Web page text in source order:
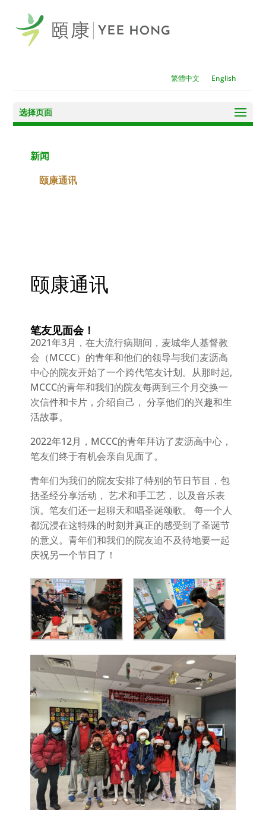
繁體中文 English
选择页面
新闻
颐康通讯
颐康通讯
笔友见面会！
2021年3月，在大流行病期间，麦城华人基督教
会（MCCC）的青年和他们的领导与我们麦沥高
中心的院友开始了一个跨代笔友计划。从那时起,
MCCC的青年和我们的院友每两到三个月交换一
次信件和卡片，介绍自己， 分享他们的兴趣和生
活故事。
2022年12月，MCCC的青年拜访了麦沥高中心，
笔友们终于有机会亲自见面了。
青年们为我们的院友安排了特别的节日节目，包
括圣经分享活动， 艺术和手工艺， 以及音乐表
演。笔友们还一起聊天和唱圣诞颂歌。 每一个人
都沉浸在这特殊的时刻并真正的感受到了圣诞节
的意义。青年们和我们的院友迫不及待地要一起
庆祝另一个节日了！